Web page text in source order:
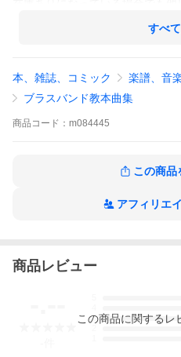
すべ
本、雑誌、コミック 楽譜、音
ブラスバンド教本曲集
商品 コード： m084445
この商品
アフィリエ
商品レビュー
3
この商品に関するレ